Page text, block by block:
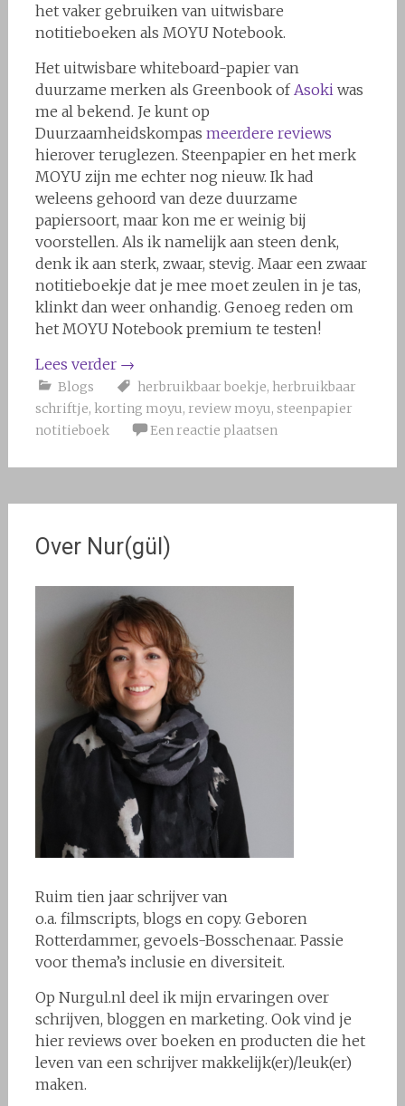
het vaker gebruiken van uitwisbare
notitieboeken als MOYU Notebook.
Het uitwisbare whiteboard-papier van
duurzame merken als Greenbook of Asoki was
me al bekend. Je kunt op
Duurzaamheidskompas meerdere reviews
hierover teruglezen. Steenpapier en het merk
MOYU zijn me echter nog nieuw. Ik had
weleens gehoord van deze duurzame
papiersoort, maar kon me er weinig bij
voorstellen. Als ik namelijk aan steen denk,
denk ik aan sterk, zwaar, stevig. Maar een zwaar
notitieboekje dat je mee moet zeulen in je tas,
klinkt dan weer onhandig. Genoeg reden om
het MOYU Notebook premium te testen!
Lees verder →
Blogs herbruikbaar boekje, herbruikbaar
schriftje, korting moyu, review moyu, steenpapier
notitieboek
Een reactie plaatsen
Over Nur(gül)
Ruim tien jaar schrijver van
o.a. filmscripts, blogs en copy. Geboren
Rotterdammer, gevoels-Bosschenaar. Passie
voor thema’s inclusie en diversiteit.
Op Nurgul.nl deel ik mijn ervaringen over
schrijven, bloggen en marketing. Ook vind je
hier reviews over boeken en producten die het
leven van een schrijver makkelijk(er)/leuk(er)
maken.